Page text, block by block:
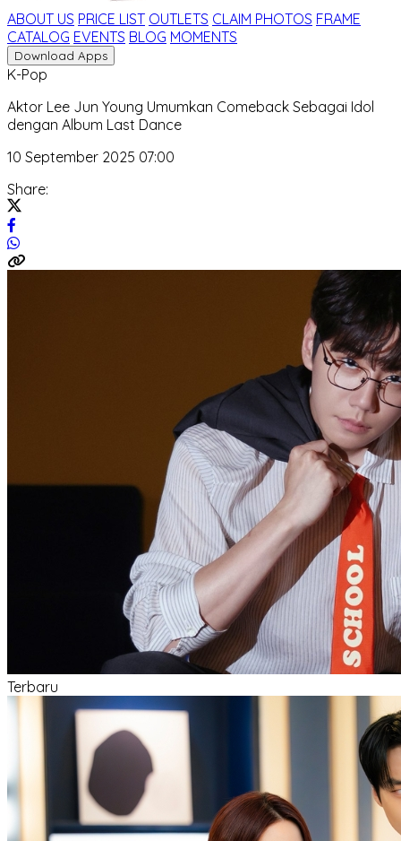
ABOUT US PRICE LIST OUTLETS CLAIM PHOTOS FRAME
CATALOG EVENTS BLOG MOMENTS
Download Apps
K-Pop
Aktor Lee Jun Young Umumkan Comeback Sebagai Idol
dengan Album Last Dance
10 September 2025 07:00
Share:
Terbaru